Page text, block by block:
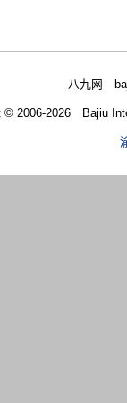
八九网
© 2006-2026 Bajiu